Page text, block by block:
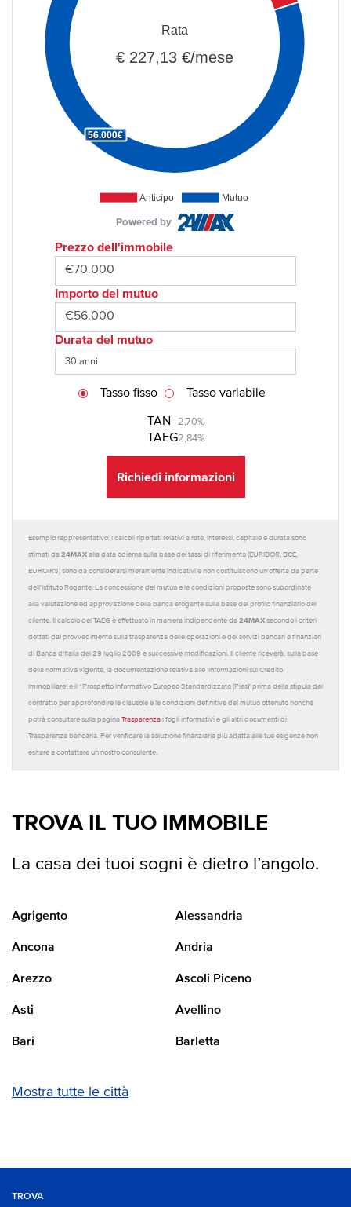
Anticipo Mutuo
56.000€
Rata
€ 227,13 €/mese
Powered by
Prezzo dell'immobile
Importo del mutuo
Durata del mutuo
TAN 2,70%
TAEG2,84%
Tasso fisso Tasso variabile
Richiedi informazioni
Esempio rappresentativo: I calcoli riportati relativi a rate, interessi, capitale e durata sono
stimati da 24MAX alla data odierna sulla base dei tassi di riferimento (EURIBOR, BCE,
EUROIRS) sono da considerarsi meramente indicativi e non costituiscono un'offerta da parte
dell'Istituto Rogante. La concessione del mutuo e le condizioni proposte sono subordinate
alla valutazione ed approvazione della banca erogante sulla base del profilo finanziario del
cliente. Il calcolo del TAEG è effettuato in maniera indipendente da 24MAX secondo i criteri
dettati dal provvedimento sulla trasparenza delle operazioni e dei servizi bancari e finanziari
di Banca d'Italia del 29 luglio 2009 e successive modificazioni. Il cliente riceverà, sulla base
della normativa vigente, la documentazione relativa alle 'Informazioni sul Credito
Immobiliare' e il “Prospetto Informativo Europeo Standardizzato (Pies)' prima della stipula del
contratto per approfondire le clausole e le condizioni definitive del mutuo ottenuto nonché
potrà consultare sulla pagina Trasparenza i fogli informativi e gli altri documenti di
Trasparenza bancaria. Per verificare la soluzione finanziaria più adatta alle tue esigenze non
esitare a contattare un nostro consulente.
TROVA IL TUO IMMOBILE
La casa dei tuoi sogni è dietro l’angolo.
Agrigento Alessandria
Ancona Andria
Arezzo Ascoli Piceno
Asti Avellino
Bari Barletta
Mostra tutte le città
TROVA